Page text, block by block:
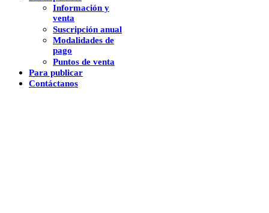
Información y
venta
Suscripción anual
Modalidades de
pago
Puntos de venta
Para publicar
Contáctanos